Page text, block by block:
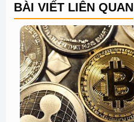
BÀI VIẾT LIÊN QUAN